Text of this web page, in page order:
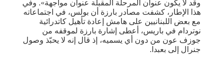
وقد لا يكون عنوان المرحلة المقبلة عنوان مواجهة». وفي
هذا الإطار، كشفت مصادر بارزة أن بولس، في اجتماعاته
مع بعض اللبنانيين على هامش إعادة تأهيل كاتدرائية
نوتردام في باريس، أعطى إشارة بارزة لموقفه من
جوزف عون من دون أي يسميه، إذ قال إنه لا يحبّذ وصول
جنرال إلى بعبدا.